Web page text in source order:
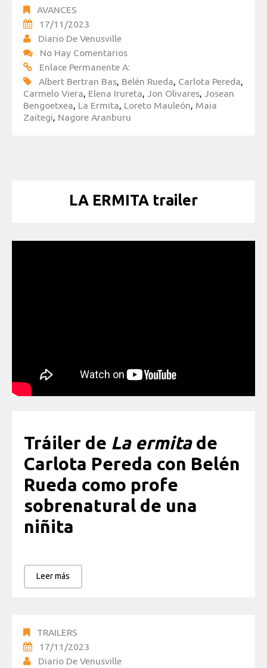
AVANCES
17/11/2023
Diario De Venusville
No Hay Comentarios
Enlace Permanente A:
Albert Bertran Bas, Belén Rueda, Carlota Pereda,
Carmelo Viera, Elena Irureta, Jon Olivares, Josean
Bengoetxea, La Ermita, Loreto Mauleón, Maia
Zaitegi, Nagore Aranburu
LA ERMITA trailer
Tráiler de La ermitade
Carlota Pereda con Belén
Rueda como profe
sobrenatural de una
niñita
Leer más
TRAILERS
17/11/2023
Diario De Venusville